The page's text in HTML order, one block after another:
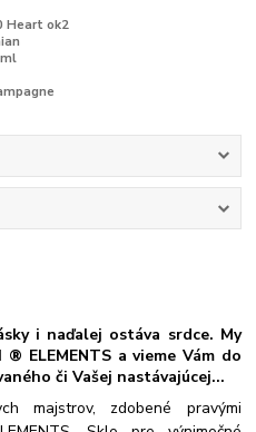
Heart ok2
i naďalej ostáva srdce. My
ELEMENTS a vieme Vám do
či Vašej nastávajúcej...
majstrov, zdobené pravými